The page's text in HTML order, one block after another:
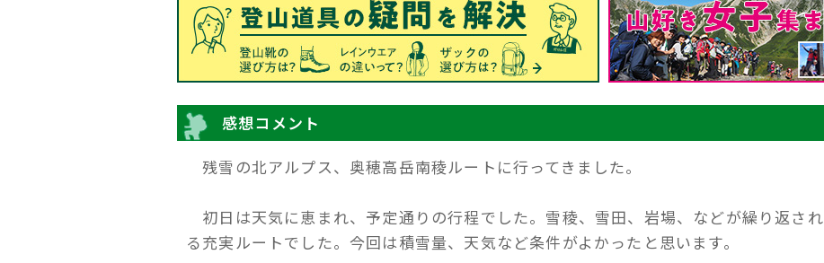
感想コメント
残雪の北アルプス、奥穂高岳南稜ルートに行ってきました。
初日は天気に恵まれ、予定通りの行程でした。雪稜、雪田、岩場、などが繰り返され
る充実ルートでした。今回は積雪量、天気など条件がよかったと思います。